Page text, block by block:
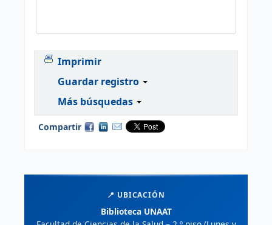
Imprimir
Guardar registro
Más búsquedas
Compartir
📍 UBICACIÓN
Biblioteca UNAAT